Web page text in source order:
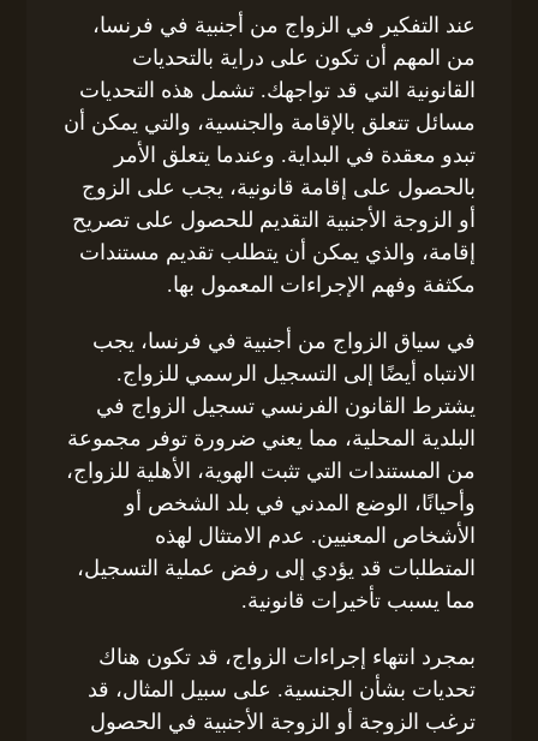
عند التفكير في الزواج من أجنبية في فرنسا،
من المهم أن تكون على دراية بالتحديات
القانونية التي قد تواجهك. تشمل هذه التحديات
مسائل تتعلق بالإقامة والجنسية، والتي يمكن أن
تبدو معقدة في البداية. وعندما يتعلق الأمر
بالحصول على إقامة قانونية، يجب على الزوج
أو الزوجة الأجنبية التقديم للحصول على تصريح
إقامة، والذي يمكن أن يتطلب تقديم مستندات
مكثفة وفهم الإجراءات المعمول بها.
في سياق الزواج من أجنبية في فرنسا، يجب
الانتباه أيضًا إلى التسجيل الرسمي للزواج.
يشترط القانون الفرنسي تسجيل الزواج في
البلدية المحلية، مما يعني ضرورة توفر مجموعة
من المستندات التي تثبت الهوية، الأهلية للزواج،
وأحيانًا، الوضع المدني في بلد الشخص أو
الأشخاص المعنيين. عدم الامتثال لهذه
المتطلبات قد يؤدي إلى رفض عملية التسجيل،
مما يسبب تأخيرات قانونية.
بمجرد انتهاء إجراءات الزواج، قد تكون هناك
تحديات بشأن الجنسية. على سبيل المثال، قد
ترغب الزوجة أو الزوجة الأجنبية في الحصول